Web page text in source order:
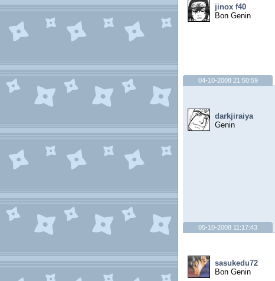
jinox f40
Bon Genin
04-10-2008 21:50:59
darkjiraiya
Genin
05-10-2008 11:17:43
sasukedu72
Bon Genin